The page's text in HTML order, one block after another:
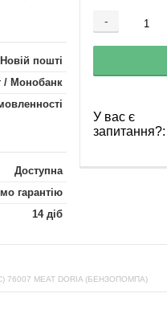
-
У вас є
запитання?:
пошті
/ Монобанк
Доступна
гарантію
14 діб
MEAT DORIA (БЕНЗОПОМПА)